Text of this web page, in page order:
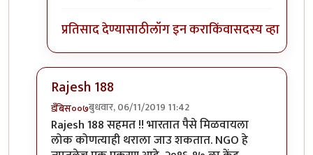
प्रतिसाद देण्यासाठीलॉग इन कराकिंवासदस्य व्हा
Rajesh 188
डँबिस००७बुधवार, 06/11/2019 11:42
In reply toव्याख्या स्पष्ट असाव्यातbyRajesh188
Rajesh 188 सहमत !! भारतात पैसे मिळवायला
लोक कोणत्याही थराला जाउ शकतात. NGO हे